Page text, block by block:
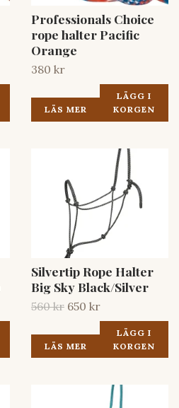
Professionals Choice
rope halter Pacific
Orange
380 kr
LÄS MER
LÄGG I
KORGEN
Silvertip Rope Halter
Big Sky Black/Silver
560 kr 650 kr
LÄS MER
LÄGG I
KORGEN